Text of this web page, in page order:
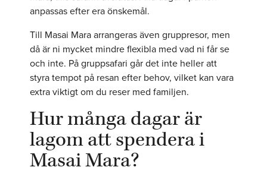
anpassas efter era önskemål.
Till Masai Mara arrangeras även gruppresor, men
då är ni mycket mindre flexibla med vad ni får se
och inte. På gruppsafari går det inte heller att
styra tempot på resan efter behov, vilket kan vara
extra viktigt om du reser med familjen.
Hur många dagar är
lagom att spendera i
Masai Mara?